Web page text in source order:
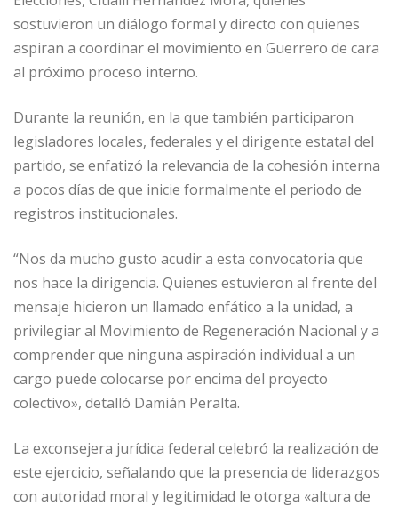
sostuvieron un diálogo formal y directo con quienes
aspiran a coordinar el movimiento en Guerrero de cara
al próximo proceso interno.
Durante la reunión, en la que también participaron
legisladores locales, federales y el dirigente estatal del
partido, se enfatizó la relevancia de la cohesión interna
a pocos días de que inicie formalmente el periodo de
registros institucionales.
“Nos da mucho gusto acudir a esta convocatoria que
nos hace la dirigencia. Quienes estuvieron al frente del
mensaje hicieron un llamado enfático a la unidad, a
privilegiar al Movimiento de Regeneración Nacional y a
comprender que ninguna aspiración individual a un
cargo puede colocarse por encima del proyecto
colectivo», detalló Damián Peralta.
La exconsejera jurídica federal celebró la realización de
este ejercicio, señalando que la presencia de liderazgos
con autoridad moral y legitimidad le otorga «altura de